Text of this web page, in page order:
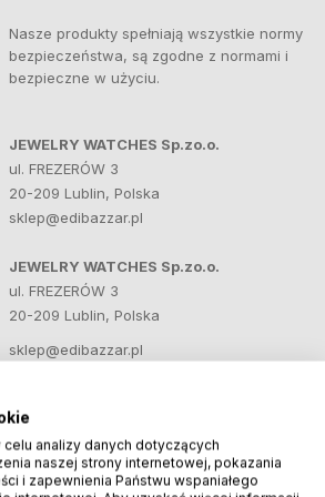
Nasze produkty spełniają wszystkie normy
bezpieczeństwa, są zgodne z normami i
bezpieczne w użyciu.
JEWELRY WATCHES Sp.zo.o.
ul. FREZERÓW 3
20-209 Lublin, Polska
sklep@edibazzar.pl
JEWELRY WATCHES Sp.zo.o.
ul. FREZERÓW 3
20-209 Lublin, Polska
sklep@edibazzar.pl
ul. FREZERÓW 3
20-209 Lublin, Polska
sklep@edibazzar.pl
analizy danych dotyczących
naszej strony internetowej, pokazania
i zapewnienia Państwu wspaniałego